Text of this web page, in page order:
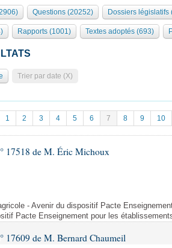
autres organes
l'Assemblée
des Présidents Bureau Collège des
clés
de l'Assemblée ... )
palais Bourbon
d'accès
droit
Questions (20252) Dossiers législatifs
Rapports (1001) Textes adoptés (693)
Trier par date (X)
1 2 3 4 5 6 7 8 9 10
17518 de M. Éric Michoux
- Avenir du dispositif Pacte
Pacte Enseignement pour les
17609 de M. Bernard Chaumeil